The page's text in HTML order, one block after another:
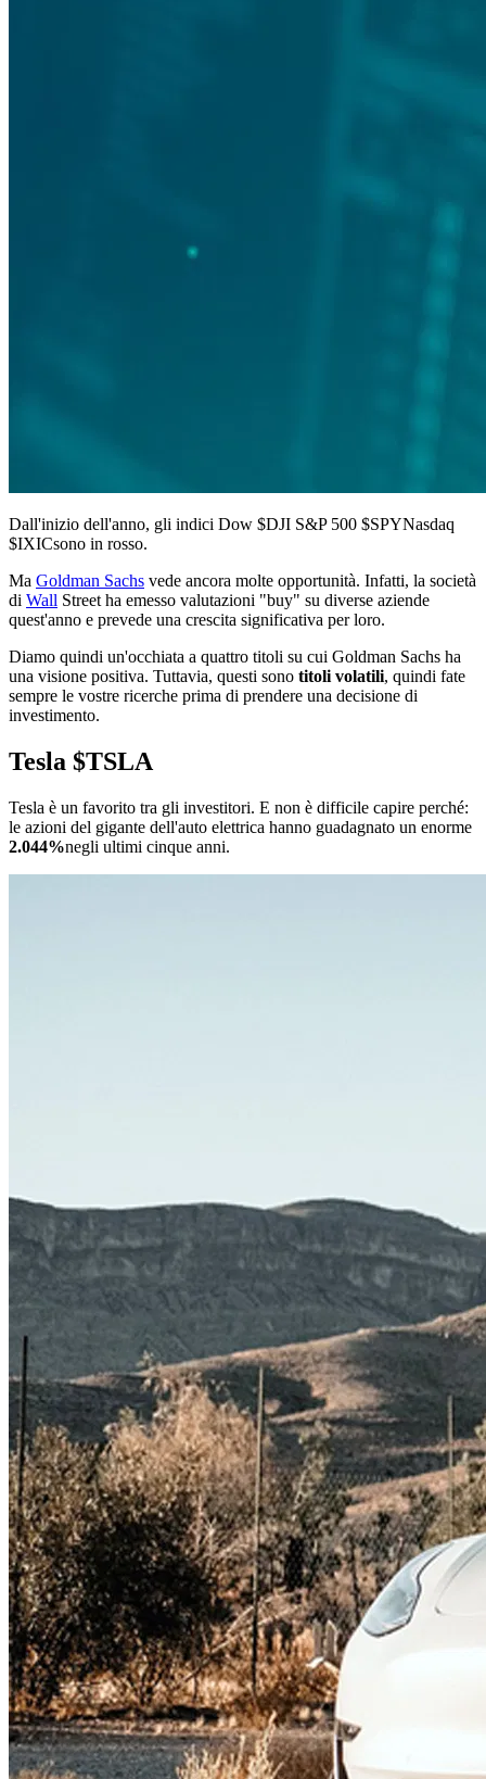
Dall'inizio dell'anno, gli indici Dow $DJI S&P 500 $SPYNasdaq
$IXICsono in rosso.
Ma Goldman Sachs vede ancora molte opportunità. Infatti, la società
di Wall Street ha emesso valutazioni "buy" su diverse aziende
quest'anno e prevede una crescita significativa per loro.
Diamo quindi un'occhiata a quattro titoli su cui Goldman Sachs ha
una visione positiva. Tuttavia, questi sono titoli volatili, quindi fate
sempre le vostre ricerche prima di prendere una decisione di
investimento.
Tesla $TSLA
Tesla è un favorito tra gli investitori. E non è difficile capire perché:
le azioni del gigante dell'auto elettrica hanno guadagnato un enorme
2.044%negli ultimi cinque anni.